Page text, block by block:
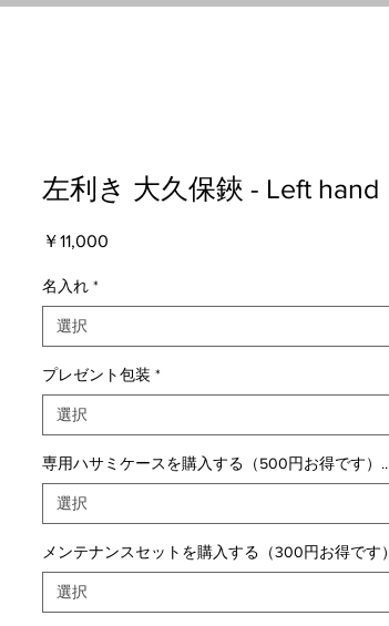
左利き 大久保鋏 - Left hand
￥11,000
名入れ *
選択
プレゼント包装 *
選択
専用ハサミケースを購入する（500円お得です）..
選択
メンテナンスセットを購入する（300円お得です）
選択